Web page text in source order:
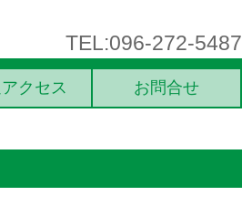
TEL:096-272-5487
クセス お問合せ